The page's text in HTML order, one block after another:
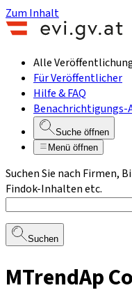
Zum Inhalt
Alle
Für Veröffentlicher
Hilfe & FAQ
Benachrichtigungs-
Suche öffnen
Menü öffnen
Suchen Sie nach Firmen,
Findok-Inhalten etc.
Suchen
MTrendAp